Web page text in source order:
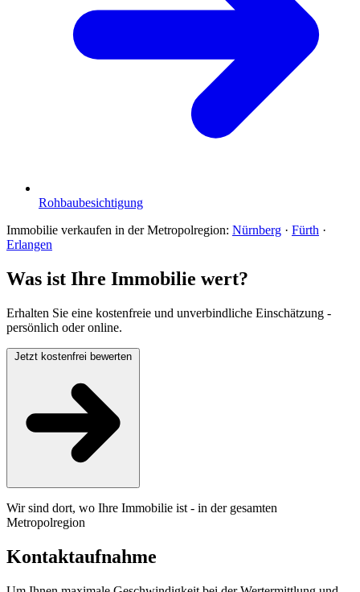
Rohbaubesichtigung
Immobilie verkaufen in der Metropolregion: Nürnberg · Fürth ·
Erlangen
Was ist Ihre Immobilie wert?
Erhalten Sie eine kostenfreie und unverbindliche Einschätzung -
persönlich oder online.
Wir sind dort, wo Ihre Immobilie ist - in der gesamten
Metropolregion
Kontaktaufnahme